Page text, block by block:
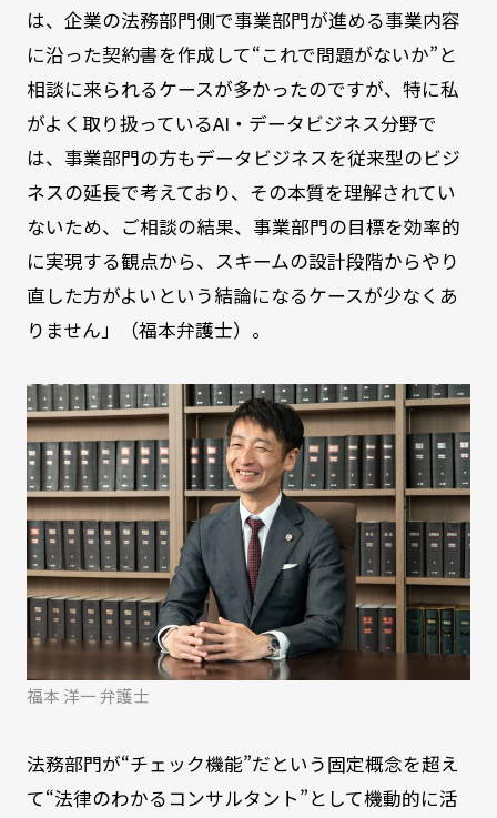
は、企業の法務部門側で事業部門が進める事業内容
に沿った契約書を作成して“これで問題がないか”と
相談に来られるケースが多かったのですが、特に私
がよく取り扱っているAI・データビジネス分野で
は、事業部門の方もデータビジネスを従来型のビジ
ネスの延長で考えており、その本質を理解されてい
ないため、ご相談の結果、事業部門の目標を効率的
に実現する観点から、スキームの設計段階からやり
直した方がよいという結論になるケースが少なくあ
りません」（福本弁護士）。
福本 洋一 弁護士
法務部門が“チェック機能”だという固定概念を超え
て“法律のわかるコンサルタント”として機動的に活